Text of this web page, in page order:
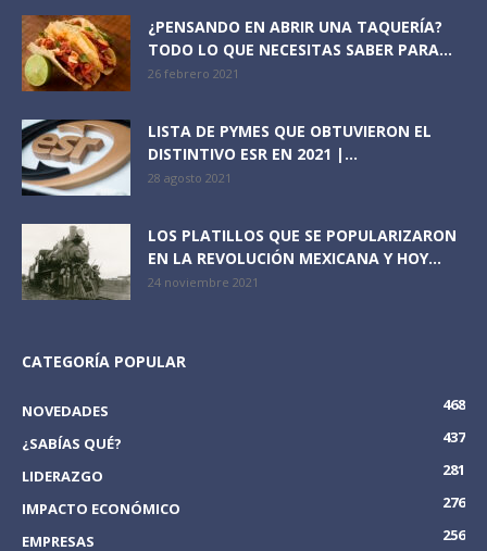
¿PENSANDO EN ABRIR UNA TAQUERÍA?
TODO LO QUE NECESITAS SABER PARA...
26 febrero 2021
LISTA DE PYMES QUE OBTUVIERON EL
DISTINTIVO ESR EN 2021 |...
28 agosto 2021
LOS PLATILLOS QUE SE POPULARIZARON
EN LA REVOLUCIÓN MEXICANA Y HOY...
24 noviembre 2021
CATEGORÍA POPULAR
NOVEDADES
468
¿SABÍAS QUÉ?
437
LIDERAZGO
281
IMPACTO ECONÓMICO
276
EMPRESAS
256